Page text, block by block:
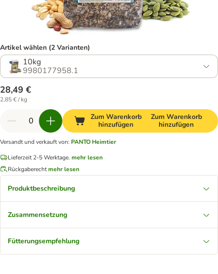
Artikel wählen (2 Varianten)
10kg
9980177958.1
28,49 €
2,85 € / kg
Zum Warenkorb
hinzufügen
Zum Warenkorb
hinzufügen
Versandt und verkauft von: PANTO Heimtier
Lieferzeit 2-5 Werktage. mehr lesen
Rückgaberechtmehr lesen
Produktbeschreibung
Zusammensetzung
Fütterungsempfehlung